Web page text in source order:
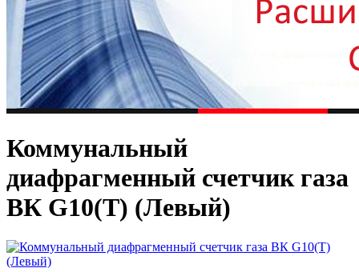
Коммунальный
диафрагменный счетчик газа
ВК G10(T) (Левый)